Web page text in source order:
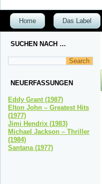
Home Das Label
SUCHEN NACH …
NEUERFASSUNGEN
Eddy Grant (1987)
Elton John – Greatest Hits
(1977)
Jimi Hendrix (1983)
Michael Jackson – Thriller
(1984)
Santana (1977)